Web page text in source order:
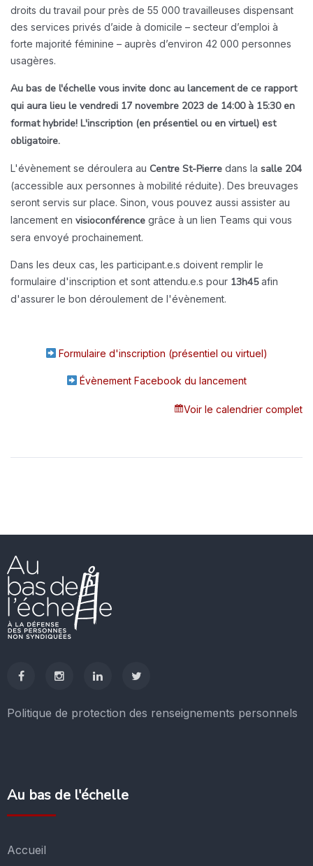
droits du travail pour près de 55 000 travailleuses dispensant
des services privés d’aide à domicile – secteur d’emploi à
forte majorité féminine – auprès d’environ 42 000 personnes
usagères.
Au bas de l'échelle vous invite donc au lancement de ce rapport
qui aura lieu le vendredi 17 novembre 2023 de 14:00 à 15:30 en
format hybride! L'inscription (en présentiel ou en virtuel) est
obligatoire.
L'évènement se déroulera au Centre St-Pierre dans la salle 204
(accessible aux personnes à mobilité réduite). Des breuvages
seront servis sur place. Sinon, vous pouvez aussi assister au
lancement en visioconférence grâce à un lien Teams qui vous
sera envoyé prochainement.
Dans les deux cas, les participant.e.s doivent remplir le
formulaire d'inscription et sont attendu.e.s pour 13h45afin
d'assurer le bon déroulement de l'évènement.
Formulaire d'inscription (présentiel ou virtuel)
Évènement Facebook du lancement
Voir le calendrier complet
Politique de protection des renseignements personnels
Au bas de l'échelle
Accueil